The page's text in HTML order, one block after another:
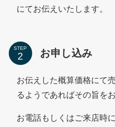
にてお伝えいたします。
STEP お申し込み
お伝えした概算価格にて
るようであればその旨を
お電話もしくはご来店時